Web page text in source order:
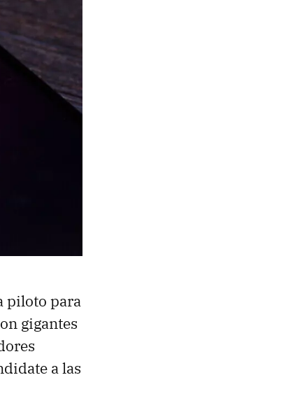
piloto para
gigantes
a las